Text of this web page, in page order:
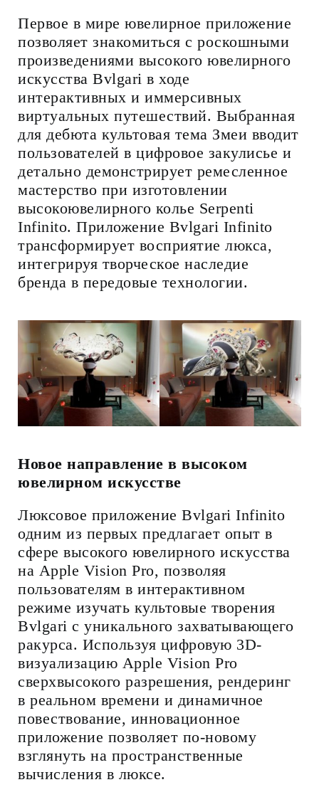
Первое в мире ювелирное приложение
позволяет знакомиться с роскошными
произведениями высокого ювелирного
искусства Bvlgari в ходе
интерактивных и иммерсивных
виртуальных путешествий. Выбранная
для дебюта культовая тема Змеи вводит
пользователей в цифровое закулисье и
детально демонстрирует ремесленное
мастерство при изготовлении
высокоювелирного колье Serpenti
Infinito. Приложение Bvlgari Infinito
трансформирует восприятие люкса,
интегрируя творческое наследие
бренда в передовые технологии.
Новое направление в высоком
ювелирном искусстве
Люксовое приложение Bvlgari Infinito
одним из первых предлагает опыт в
сфере высокого ювелирного искусства
на Apple Vision Pro, позволяя
пользователям в интерактивном
режиме изучать культовые творения
Bvlgari с уникального захватывающего
ракурса. Используя цифровую 3D-
визуализацию Apple Vision Pro
сверхвысокого разрешения, рендеринг
в реальном времени и динамичное
повествование, инновационное
приложение позволяет по-новому
взглянуть на пространственные
вычисления в люксе.